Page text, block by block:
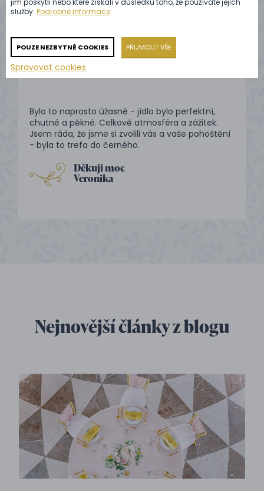
jednání s panem Pošíkem. Mohu jen a jen
doporučit.
Kloubec
Bylo to naprosto úžasné - jídlo bylo perfektní,
chutné a pěkné. Celkově atmosféra a zážitek.
Jsem ráda, že jsme si zvolili vás a vaše pohoštění
- byla to trefa do černého.
Děkuji moc
Veronika
Nejnovější články z blogu
jim poskytli nebo které získali v důsledku toho, že používáte jejich
služby.Podrobné informace
POUZE NEZBYTNÉ COOKIES PŘIJMOUT VŠE
Spravovat cookies